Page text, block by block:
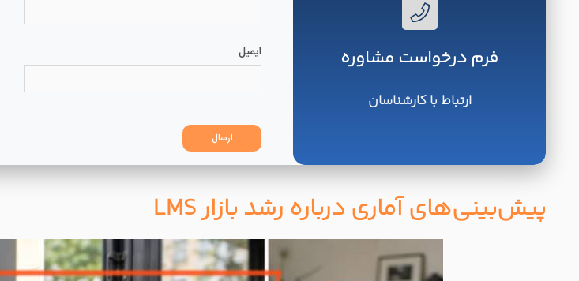
فرم درخواست مشاوره
ارتباط با کارشناسان
پیش‌بینی‌های آماری درباره رشد بازار LMS